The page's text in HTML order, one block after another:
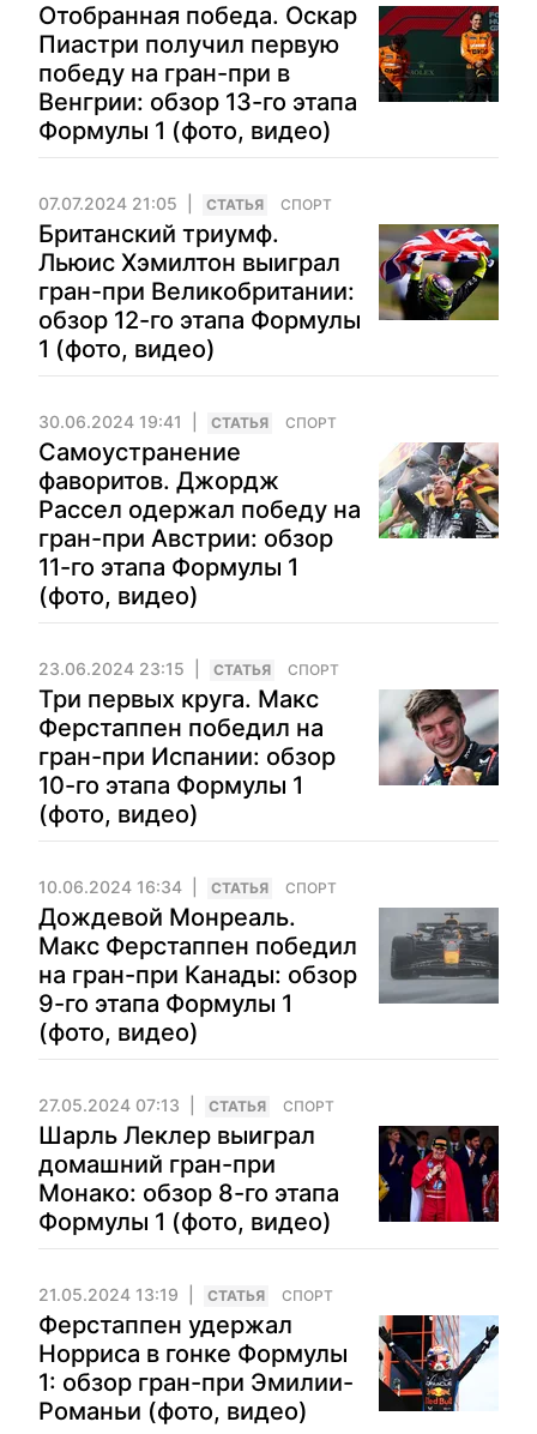
Отобранная победа. Оскар
Пиастри получил первую
победу на гран-при в
Венгрии: обзор 13-го этапа
Формулы 1 (фото, видео)
07.07.2024 21:05 CТАТЬЯ СПОРТ
Британский триумф.
Льюис Хэмилтон выиграл
гран-при Великобритании:
обзор 12-го этапа Формулы
1 (фото, видео)
30.06.2024 19:41 CТАТЬЯ СПОРТ
Самоустранение
фаворитов. Джордж
Рассел одержал победу на
гран-при Австрии: обзор
11-го этапа Формулы 1
(фото, видео)
23.06.2024 23:15 CТАТЬЯ СПОРТ
Три первых круга. Макс
Ферстаппен победил на
гран-при Испании: обзор
10-го этапа Формулы 1
(фото, видео)
10.06.2024 16:34 CТАТЬЯ СПОРТ
Дождевой Монреаль.
Макс Ферстаппен победил
на гран-при Канады: обзор
9-го этапа Формулы 1
(фото, видео)
27.05.2024 07:13 CТАТЬЯ СПОРТ
Шарль Леклер выиграл
домашний гран-при
Монако: обзор 8-го этапа
Формулы 1 (фото, видео)
21.05.2024 13:19 CТАТЬЯ СПОРТ
Ферстаппен удержал
Норриса в гонке Формулы
1: обзор гран-при Эмилии-
Романьи (фото, видео)